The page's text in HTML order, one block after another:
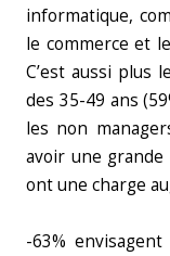
informatique,
le commerce et
C’est aussi plus
des 35-49 ans
les non
avoir une grande
ont une charge
-63% envisagent